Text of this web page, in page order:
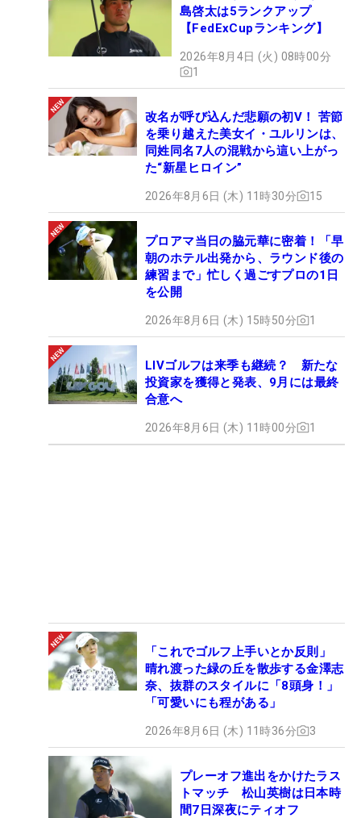
島啓太は5ランクアップ
【FedExCupランキング】
2026年8月4日 (火) 08時00分
1
改名が呼び込んだ悲願の初V！ 苦節
を乗り越えた美女イ・ユルリンは、
同姓同名7人の混戦から這い上がっ
た“新星ヒロイン”
2026年8月6日 (木) 11時30分 15
プロアマ当日の脇元華に密着！「早
朝のホテル出発から、ラウンド後の
練習まで」忙しく過ごすプロの1日
を公開
2026年8月6日 (木) 15時50分 1
LIVゴルフは来季も継続？ 新たな
投資家を獲得と発表、9月には最終
合意へ
2026年8月6日 (木) 11時00分 1
「これでゴルフ上手いとか反則」
晴れ渡った緑の丘を散歩する金澤志
奈、抜群のスタイルに「8頭身！」
「可愛いにも程がある」
2026年8月6日 (木) 11時36分 3
プレーオフ進出をかけたラス
トマッチ 松山英樹は日本時
間7日深夜にティオフ